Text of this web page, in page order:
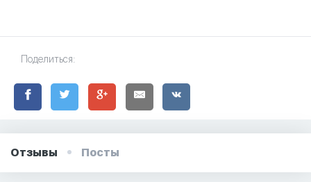
Поделиться:
Отзывы Посты